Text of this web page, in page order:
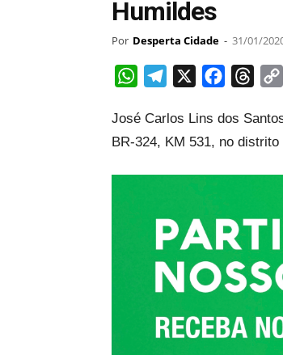
Humildes
Por Desperta Cidade - 31/01/
WhatsAppTelegram Facebook
José Carlos Lins dos
BR-324, KM 531, no